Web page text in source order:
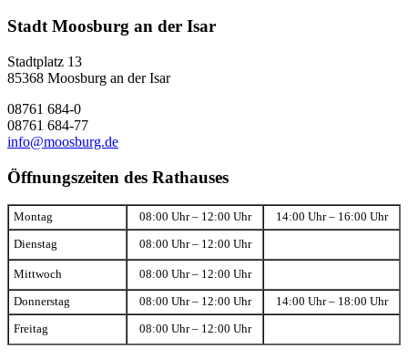
Stadt Moosburg an der Isar
Stadtplatz 13
85368 Moosburg an der Isar
08761 684-0
08761 684-77
info@moosburg.de
Öffnungszeiten des Rathauses
Montag 08:00 Uhr – 12:00 Uhr 14:00 Uhr – 16:00 Uhr
Dienstag 08:00 Uhr – 12:00 Uhr
Mittwoch 08:00 Uhr – 12:00 Uhr
Donnerstag 08:00 Uhr – 12:00 Uhr 14:00 Uhr – 18:00 Uhr
Freitag 08:00 Uhr – 12:00 Uhr